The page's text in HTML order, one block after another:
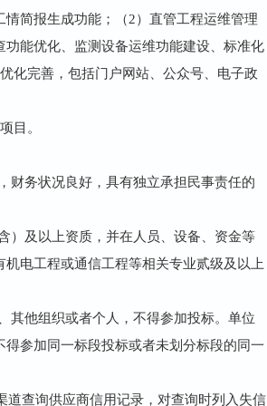
简报生成功能；（2）直管工程运维管理
能优化、监测设备运维功能建设、标准化
化完善，包括门户网站、公众号、电子政
目。
财务状况良好，具有独立承担民事责任的
）及以上资质，并在人员、设备、资金等
电工程或通信工程等相关专业贰级及以上
其他组织或者个人，不得参加投标。单位
参加同一标段投标或者未划分标段的同一
道查询供应商信用记录，对查询时列入失信